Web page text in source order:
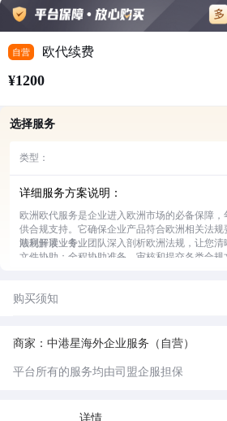
自营 欧代续费
¥1200
选择服务
类型：
详细服务方案说明：
欧洲欧代服务是企业进入欧洲市场的必备保障
供合规支持。它确保企业产品符合欧洲相关法规
顺利开展业务。
法规解读：专业团队深入剖析欧洲法规，让您清
文件协助：全程协助准备、审核和提交各类合规
应急支持：遇到合规问题，迅速响应并提供解决
购买须知
商家：中港星海外企业服务（自营）
平台所有的服务均由司盟企服担保
详情